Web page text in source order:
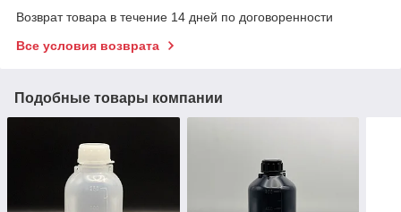
Возврат товара в течение 14 дней по договоренности
Все условия возврата
Подобные товары компании